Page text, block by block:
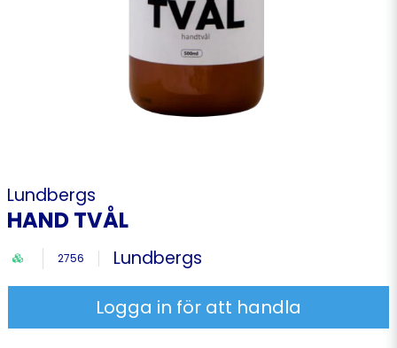
Lundbergs
HAND TVÅL
2756 Lundbergs
Logga in för att handla